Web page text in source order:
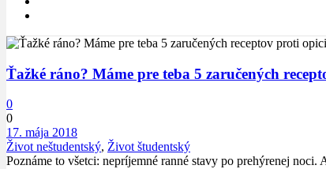
Ťažké ráno? Máme pre teba 5 zaručených
0
0
17. mája 2018
Život neštudentský, Život študentský
Poznáme to všetci: nepríjemné ranné stavy po prehýrenej